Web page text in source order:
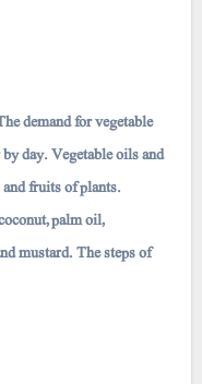
demand for vegetable
day. Vegetable oils and
fruits of plants.
palm oil,
mustard. The steps of